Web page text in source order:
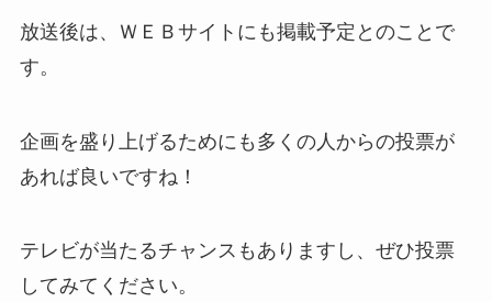
放送後は、ＷＥＢサイトにも掲載予定とのことで
す。
企画を盛り上げるためにも多くの人からの投票が
あれば良いですね！
テレビが当たるチャンスもありますし、ぜひ投票
してみてください。